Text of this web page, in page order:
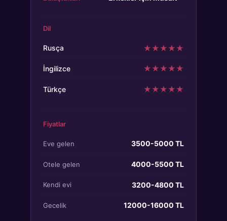
Dil
Rusça ★ ★ ★ ★ ★
İngilizce ★ ★ ★ ★ ★
Türkçe ★ ★ ★ ★ ★
Fiyatlar
Eve gelen 3500-5000 TL
Otele gelen 4000-5500 TL
Kendi evi 3200-4800 TL
Gecelik 12000-16000 TL